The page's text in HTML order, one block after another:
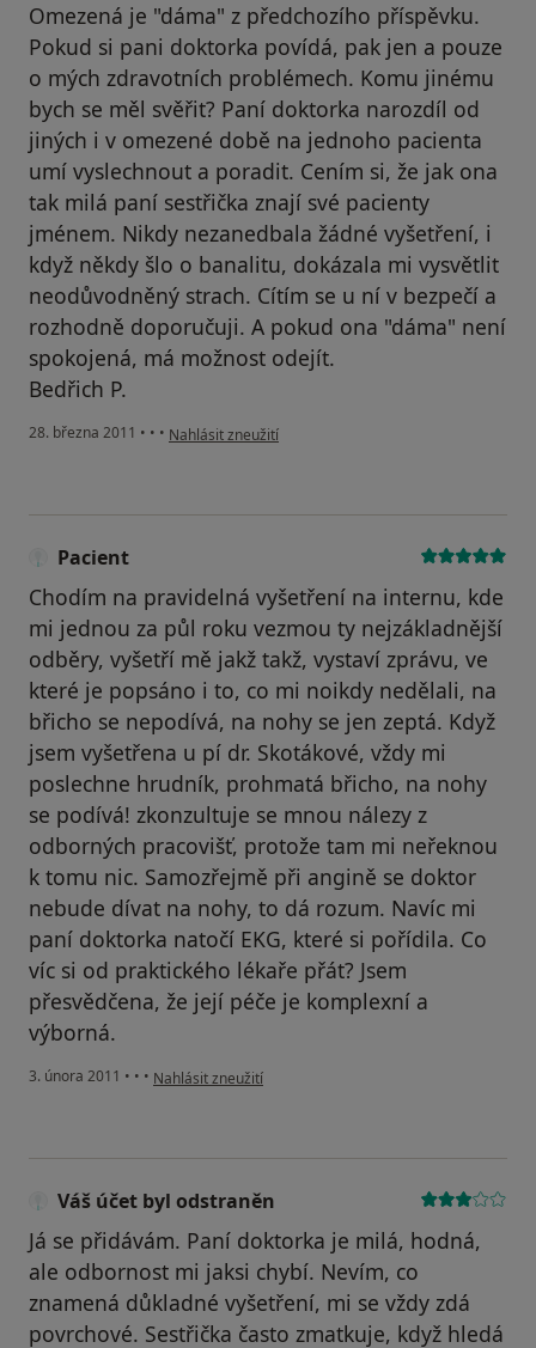
Omezená je "dáma" z předchozího příspěvku.
Pokud si pani doktorka povídá, pak jen a pouze
o mých zdravotních problémech. Komu jinému
bych se měl svěřit? Paní doktorka narozdíl od
jiných i v omezené době na jednoho pacienta
umí vyslechnout a poradit. Cením si, že jak ona
tak milá paní sestřička znají své pacienty
jménem. Nikdy nezanedbala žádné vyšetření, i
když někdy šlo o banalitu, dokázala mi vysvětlit
neodůvodněný strach. Cítím se u ní v bezpečí a
rozhodně doporučuji. A pokud ona "dáma" není
spokojená, má možnost odejít.
Bedřich P.
28. března 2011 • • • podle názoru uživatele Pacient
Nahlásit zneužití
Pacient
Chodím na pravidelná vyšetření na internu, kde
mi jednou za půl roku vezmou ty nejzákladnější
odběry, vyšetří mě jakž takž, vystaví zprávu, ve
které je popsáno i to, co mi noikdy nedělali, na
břicho se nepodívá, na nohy se jen zeptá. Když
jsem vyšetřena u pí dr. Skotákové, vždy mi
poslechne hrudník, prohmatá břicho, na nohy
se podívá! zkonzultuje se mnou nálezy z
odborných pracovišť, protože tam mi neřeknou
k tomu nic. Samozřejmě při angině se doktor
nebude dívat na nohy, to dá rozum. Navíc mi
paní doktorka natočí EKG, které si pořídila. Co
víc si od praktického lékaře přát? Jsem
přesvědčena, že její péče je komplexní a
výborná.
3. února 2011 • • • podle názoru uživatele Pacient
Nahlásit zneužití
Váš účet byl odstraněn
Já se přidávám. Paní doktorka je milá, hodná,
ale odbornost mi jaksi chybí. Nevím, co
znamená důkladné vyšetření, mi se vždy zdá
povrchové. Sestřička často zmatkuje, když hledá